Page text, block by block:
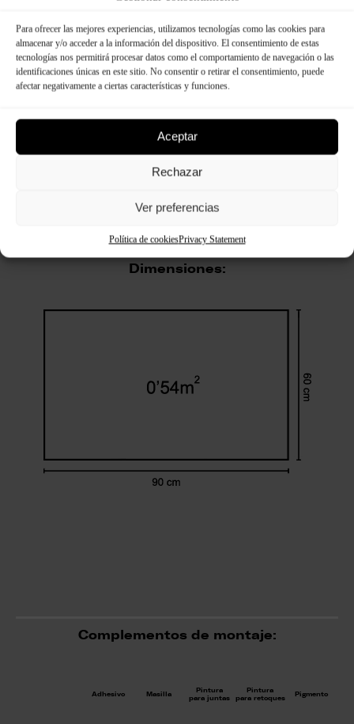
Para ofrecer las mejores experiencias, utilizamos tecnologías como las cookies para
almacenar y/o acceder a la información del dispositivo. El consentimiento de estas
tecnologías nos permitirá procesar datos como el comportamiento de navegación o las
identificaciones únicas en este sitio. No consentir o retirar el consentimiento, puede
afectar negativamente a ciertas características y funciones.
Aceptar
Rechazar
Ver preferencias
Política de cookiesPrivacy Statement
Dimensiones:
Complementos de montaje:
Adhesivo Masilla
Pintura
para juntas
Pintura
para retoques
Pigmento